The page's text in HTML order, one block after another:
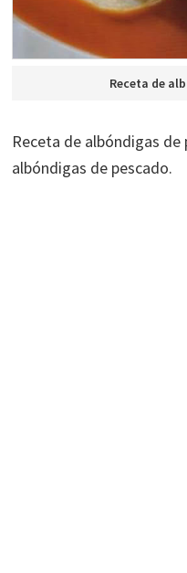
Receta de
Receta de albóndigas
albóndigas de pescado.